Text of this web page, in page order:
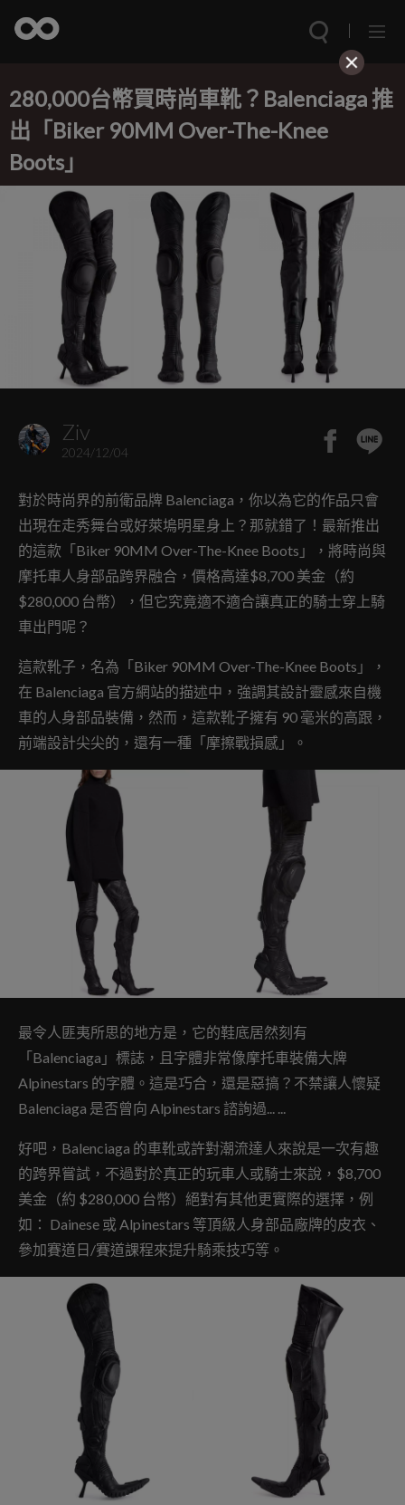
280,000台幣買時尚車靴？Balenciaga 推
出「Biker 90MM Over-The-Knee
Boots」
Ziv
2024/12/04
對於時尚界的前衛品牌 Balenciaga，你以為它的作品只會
出現在走秀舞台或好萊塢明星身上？那就錯了！最新推出
的這款「Biker 90MM Over-The-Knee Boots」，將時尚與
摩托車人身部品跨界融合，價格高達$8,700 美金（約
$280,000 台幣），但它究竟適不適合讓真正的騎士穿上騎
車出門呢？
這款靴子，名為「Biker 90MM Over-The-Knee Boots」，
在 Balenciaga 官方網站的描述中，強調其設計靈感來自機
車的人身部品裝備，然而，這款靴子擁有 90 毫米的高跟，
前端設計尖尖的，還有一種「摩擦戰損感」。
最令人匪夷所思的地方是，它的鞋底居然刻有
「Balenciaga」標誌，且字體非常像摩托車裝備大牌
Alpinestars 的字體。這是巧合，還是惡搞？不禁讓人懷疑
Balenciaga 是否曾向 Alpinestars 諮詢過... ...
好吧，Balenciaga 的車靴或許對潮流達人來說是一次有趣
的跨界嘗試，不過對於真正的玩車人或騎士來說，$8,700
美金（約 $280,000 台幣）絕對有其他更實際的選擇，例
如： Dainese 或 Alpinestars 等頂級人身部品廠牌的皮衣、
參加賽道日/賽道課程來提升騎乘技巧等。